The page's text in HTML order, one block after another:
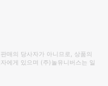
매의 당사자가 아니므로, 상품의
에게 있으며 (주)놀유니버스는 일